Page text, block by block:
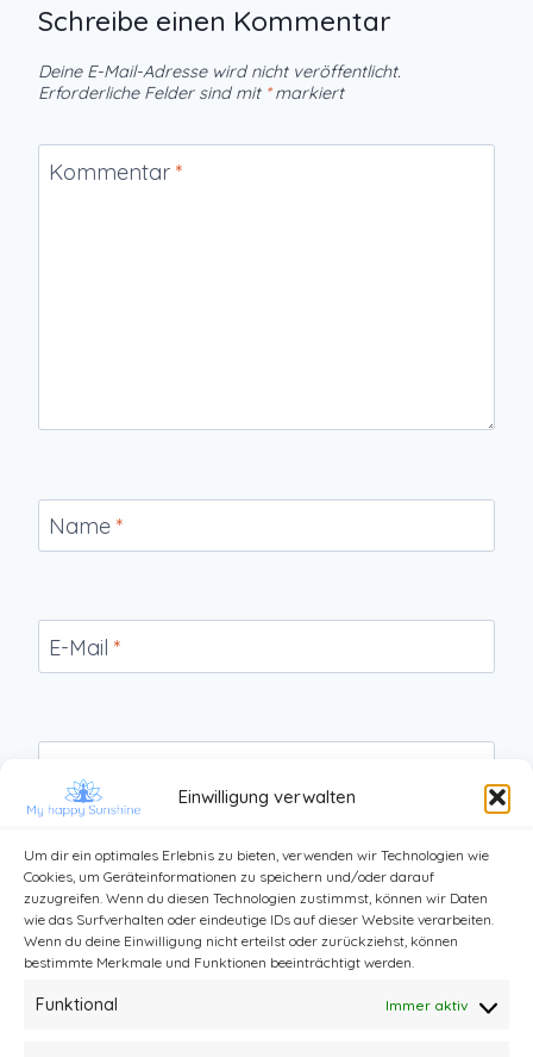
Einwilligung verwalten
Um dir ein optimales Erlebnis zu bieten, verwenden wir Technologien wie
Cookies, um Geräteinformationen zu speichern und/oder darauf
zuzugreifen. Wenn du diesen Technologien zustimmst, können wir Daten
wie das Surfverhalten oder eindeutige IDs auf dieser Website verarbeiten.
Wenn du deine Einwilligung nicht erteilst oder zurückziehst, können
bestimmte Merkmale und Funktionen beeinträchtigt werden.
Funktional Immer aktiv
Schreibe einen Kommentar
Deine E-Mail-Adresse wird nicht veröffentlicht.
Erforderliche Felder sind mit *markiert
Kommentar *
Name *
E-Mail *